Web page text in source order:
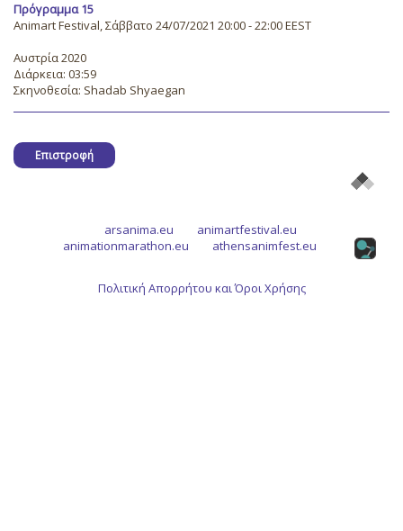
Πρόγραμμα 15
Animart Festival, Σάββατο 24/07/2021 20:00 - 22:00 EEST
Αυστρία 2020
Διάρκεια: 03:59
Σκηνοθεσία: Shadab Shyaegan
Επιστροφή
arsanima.eu
animartfestival.eu
animationmarathon.eu
athensanimfest.eu
Πολιτική Απορρήτου και Όροι Χρήσης